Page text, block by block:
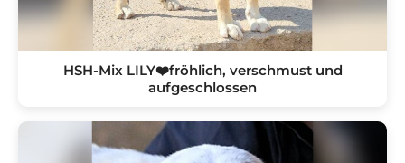
HSH-Mix LILY❤️fröhlich, verschmust und
aufgeschlossen